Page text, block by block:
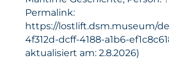
Permalink:
https://lostlift.dsm.museum/
4f312d-dcff-4188-a1b6-
aktualisiert am: 2.8.2026)